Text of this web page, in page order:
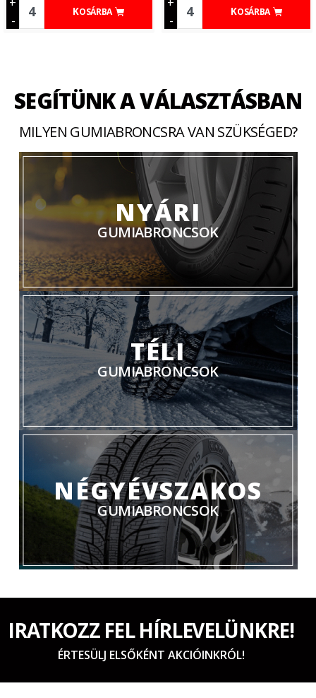
-
KOSÁRBA
-
KOSÁRBA
SEGÍTÜNK A VÁLASZTÁSBAN
MILYEN GUMIABRONCSRA VAN SZÜKSÉGED?
NYÁRI
GUMIABRONCSOK
TÉLI
GUMIABRONCSOK
NÉGYÉVSZAKOS
GUMIABRONCSOK
IRATKOZZ FEL HÍRLEVELÜNKRE!
ÉRTESÜLJ ELSŐKÉNT AKCIÓINKRÓL!